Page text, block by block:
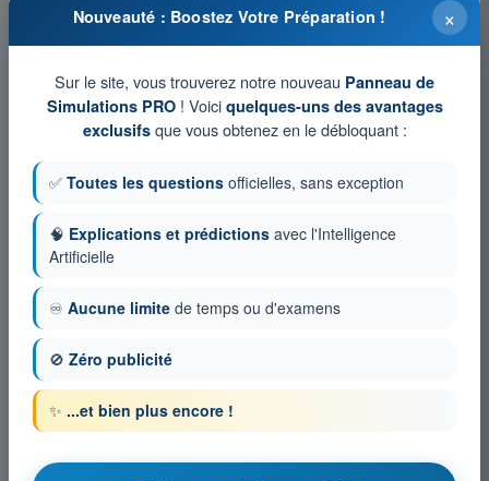
×
Nouveauté : Boostez Votre Préparation !
Sur le site, vous trouverez notre nouveau Panneau de
Simulations PRO! Voici quelques-uns des avantages
exclusifsque vous obtenez en le débloquant :
✅ Toutes les questions officielles, sans exception
🧠 Explications et prédictions avec l'Intelligence
Artificielle
♾️ Aucune limite de temps ou d'examens
🚫 Zéro publicité
✨ ...et bien plus encore !